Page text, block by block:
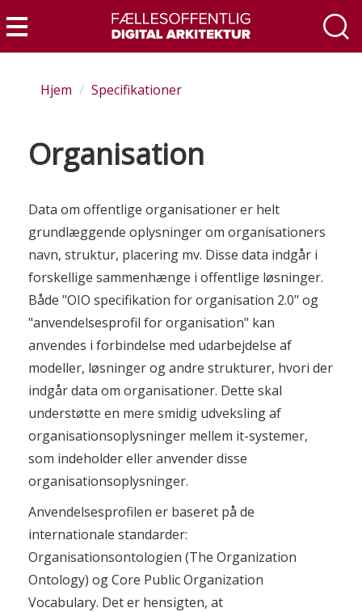
til
hovedindhold
Menu
Hjem Specifikationer
Organisation
Data om offentlige organisationer er helt
grundlæggende oplysninger om organisationers
navn, struktur, placering mv. Disse data indgår i
forskellige sammenhænge i offentlige løsninger.
Både "OIO specifikation for organisation 2.0" og
"anvendelsesprofil for organisation" kan
anvendes i forbindelse med udarbejdelse af
modeller, løsninger og andre strukturer, hvori der
indgår data om organisationer. Dette skal
understøtte en mere smidig udveksling af
organisationsoplysninger mellem it-systemer,
som indeholder eller anvender disse
organisationsoplysninger.
Anvendelsesprofilen er baseret på de
internationale standarder:
Organisationsontologien (The Organization
Ontology) og Core Public Organization
Vocabulary. Det er hensigten, at